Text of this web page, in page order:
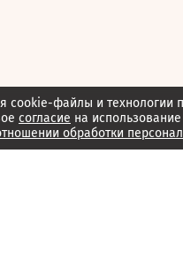
cookie-файлы и технологии
согласие на
обработки